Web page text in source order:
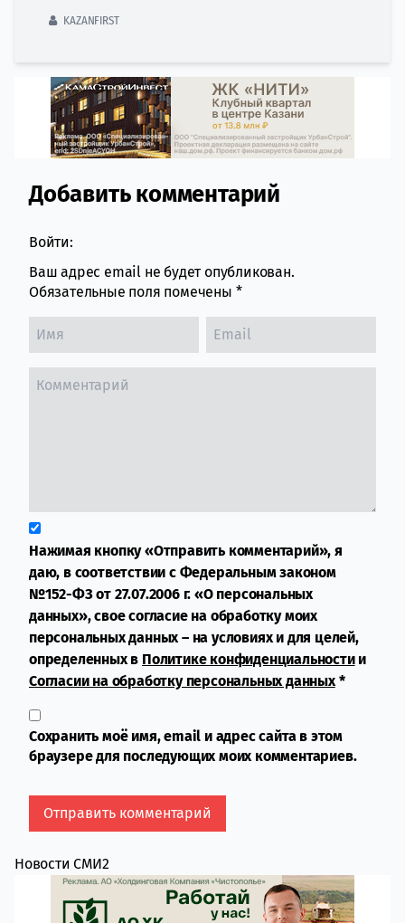
KAZANFIRST
Comment section
Добавить комментарий
Войти:
Ваш адрес email не будет опубликован.
Обязательные поля помечены *
Нажимая кнопку «Отправить комментарий», я
даю, в соответствии с Федеральным законом
№152-ФЗ от 27.07.2006 г. «О персональных
данных», свое согласие на обработку моих
персональных данных – на условиях и для целей,
определенных в Политике конфиденциальностии
Согласии на обработку персональных данных*
Сохранить моё имя, email и адрес сайта в этом
браузере для последующих моих комментариев.
Новости СМИ2